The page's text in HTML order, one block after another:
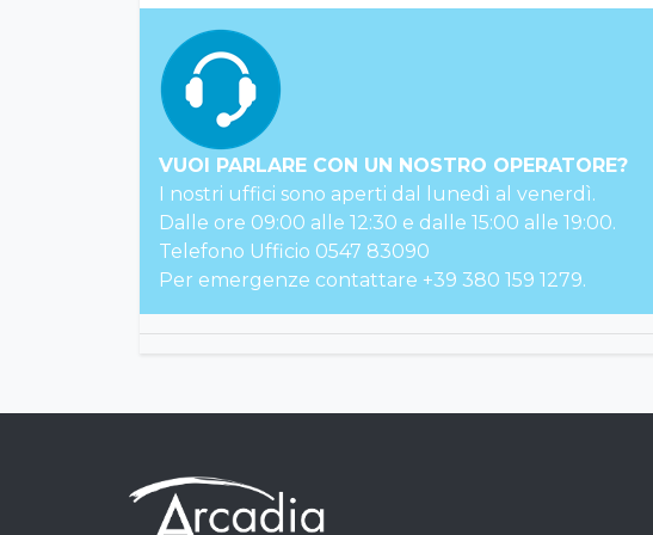
VUOI PARLARE CON UN NOSTRO OPERATORE?
I nostri uffici sono aperti dal lunedì al venerdì.
Dalle ore 09:00 alle 12:30 e dalle 15:00 alle 19:00.
Telefono Ufficio 0547 83090
Per emergenze contattare +39 380 159 1279.